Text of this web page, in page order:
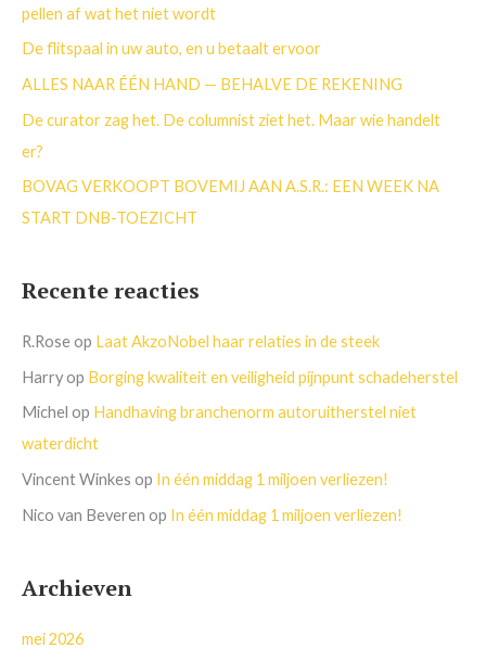
a
a
r
pellen af wat het niet wordt
De flitspaal in uw auto, en u betaalt ervoor
ALLES NAAR ÉÉN HAND — BEHALVE DE REKENING
De curator zag het. De columnist ziet het. Maar wie handelt
er?
BOVAG VERKOOPT BOVEMIJ AAN A.S.R.: EEN WEEK NA
START DNB-TOEZICHT
Recente reacties
R.Roseop Laat AkzoNobel haar relaties in de steek
Harryop Borging kwaliteit en veiligheid pijnpunt schadeherstel
Michel op Handhaving branchenorm autoruitherstel niet
waterdicht
Vincent Winkes op In één middag 1 miljoen verliezen!
Nico van Beveren op In één middag 1 miljoen verliezen!
Archieven
mei 2026